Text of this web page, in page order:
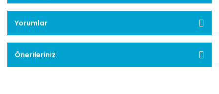
Yorumlar
Önerileriniz